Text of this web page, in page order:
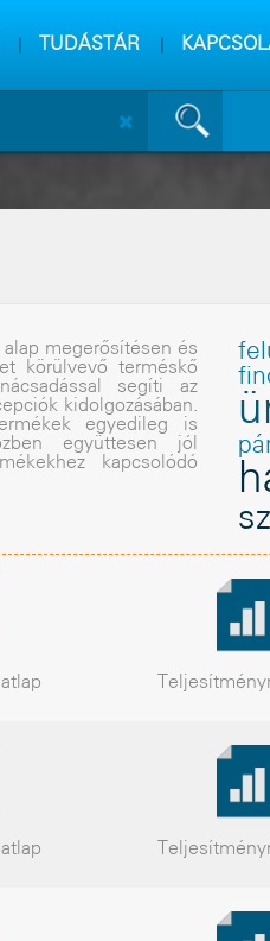
TUDÁSTÁR
megerõsítésen és
körülvevõ terméskõ
segíti az
kidolgozásában.
egyedileg is
együttesen jól
kapcsolódó
Teljesítmény
Teljesítmény